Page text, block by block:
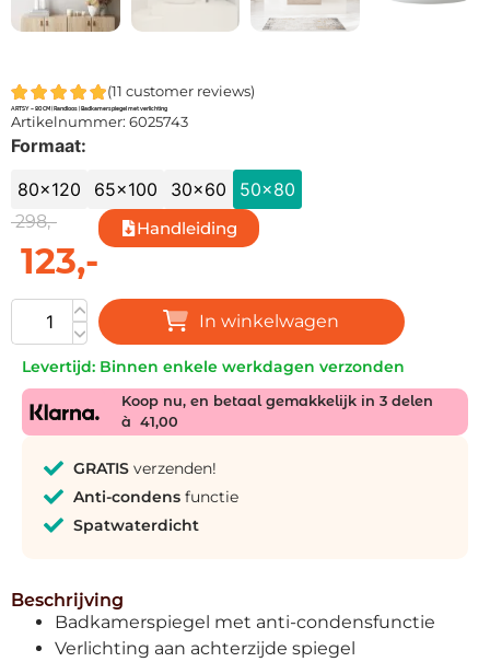
(11 customer reviews)
ARTSY – 80 CM ( Randloos ) Badkamerspiegel met verlichting
Artikelnummer: 6025743
Formaat:
80x120
65x100 30x60 50x80
298,-
123,-
Handleiding
In winkelwagen
Levertijd: Binnen enkele werkdagen verzonden
Koop nu, en betaal gemakkelijk in 3 delen
à 41,00
GRATISverzenden!
Anti-condensfunctie
Spatwaterdicht
Beschrijving
Badkamerspiegel met anti-condensfunctie
Verlichting aan achterzijde spiegel